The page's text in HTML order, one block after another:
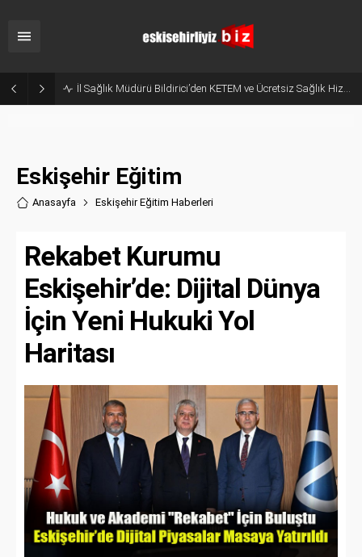
Hani Eskişehir Kaleydi? Yeni Parti’ye Geçişte Hesaplar Tutmadı!
Eskişehir Eğitim
Anasayfa Eskişehir Eğitim Haberleri
Rekabet Kurumu
Eskişehir’de: Dijital Dünya
İçin Yeni Hukuki Yol
Haritası